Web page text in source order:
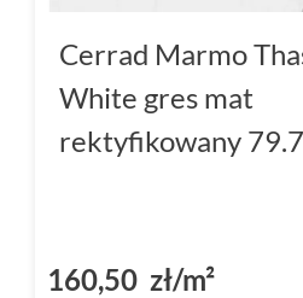
Cerrad Marmo
White gres mat
rektyfikowany
160,50 zł/m²